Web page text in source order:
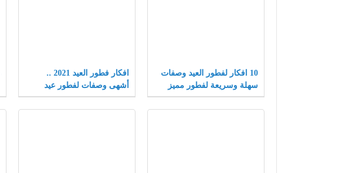
10 افكار لفطور العيد وصفات
سهلة وسريعة لفطور مميز
افكار فطور العيد 2021 ..
أشهى وصفات لفطور عيد
الاضحى المبارك 1442